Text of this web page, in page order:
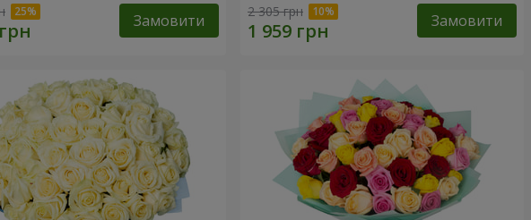
Замовити 2 305 грн Замовити